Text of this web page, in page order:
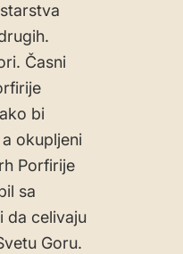
Časni
bi
okupljeni
Porfirije
sa
da celivaju
Goru.